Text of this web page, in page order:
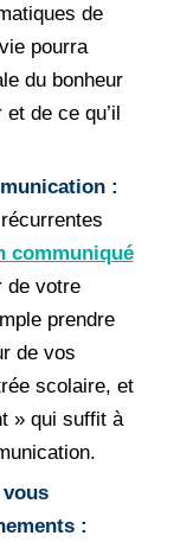
de
pourra
du bonheur
de ce qu’il
:
communiqué
de votre
prendre
de vos
scolaire, et
» qui suffit à
: